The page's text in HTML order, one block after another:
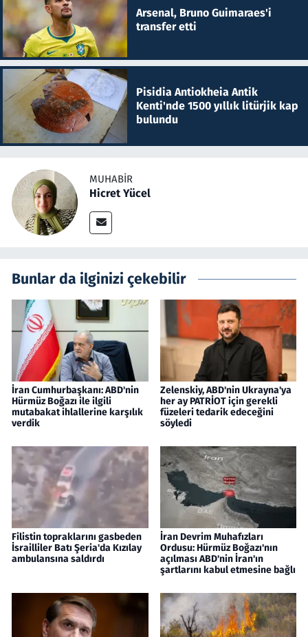
Arsenal, Bruno Guimaraes'i
transfer etti
Pisidia Antiokheia Antik
Kenti'nde 1500 yıllık litürjik kap
bulundu
MUHABIR
Hicret Yücel
Bunlar da ilginizi çekebilir
İran Cumhurbaşkanı: ABD'nin
Hürmüz Boğazı ile ilgili
mutabakat ihlallerine karşılık
verdik
Zelenskiy, ABD'nin Ukrayna'ya
her ay PATRİOT için gerekli
füzeleri tedarik edeceğini
söyledi
Filistin topraklarını gasbeden
İsrailliler Batı Şeria'da Kızılay
ambulansına saldırdı
İran Devrim Muhafızları
Ordusu: Hürmüz Boğazı'nın
açılması ABD'nin İran'ın
şartlarını kabul etmesine bağlı